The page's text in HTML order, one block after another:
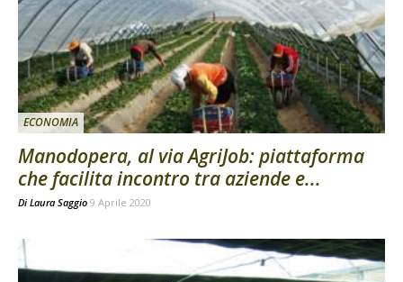
ECONOMIA
Manodopera, al via AgriJob: piattaforma
che facilita incontro tra aziende e...
Di Laura Saggio 9 Aprile 2020